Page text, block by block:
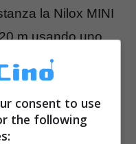
la Nilox MINI
m usando uno
o iOS
“Nilox MINI
resistente
include una
consent to use
the following